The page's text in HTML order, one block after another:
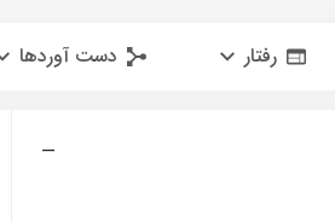
رفتار دست آوردها
—